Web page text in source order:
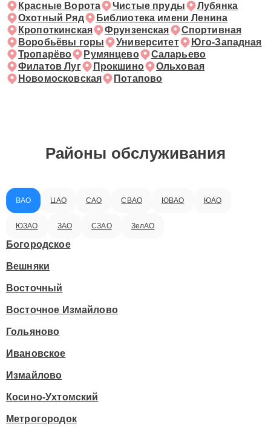
Красные Ворота
Чистые пруды
Лубянка
Охотный Ряд
Библиотека имени Ленина
Кропоткинская
Фрунзенская
Спортивная
Воробьёвы горы
Университет
Юго-Западная
Тропарёво
Румянцево
Саларьево
Филатов Луг
Прокшино
Ольховая
Новомосковская
Потапово
Районы обслуживания
ВАО ЦАО САО СВАО ЮВАО ЮАО
ЮЗАО ЗАО СЗАО ЗелАО
Богородское
Вешняки
Восточный
Восточное Измайлово
Гольяново
Ивановское
Измайлово
Косино-Ухтомский
Метрогородок